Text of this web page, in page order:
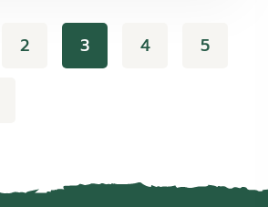
2 3 4 5